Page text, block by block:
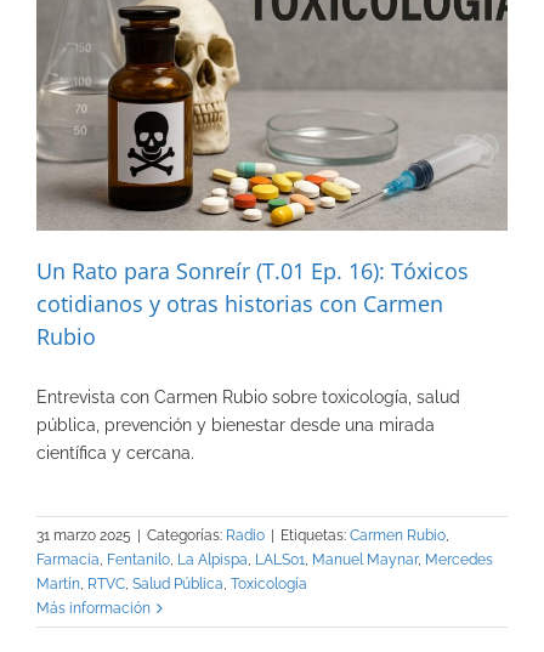
Un Rato para Sonreír (T.01 Ep. 16): Tóxicos
cotidianos y otras historias con Carmen
Rubio
Entrevista con Carmen Rubio sobre toxicología, salud
pública, prevención y bienestar desde una mirada
científica y cercana.
31 marzo 2025 | Categorías: Radio | Etiquetas: Carmen Rubio,
Farmacia, Fentanilo, La Alpispa, LALS01, Manuel Maynar, Mercedes
Martín, RTVC, Salud Pública, Toxicología
Más información